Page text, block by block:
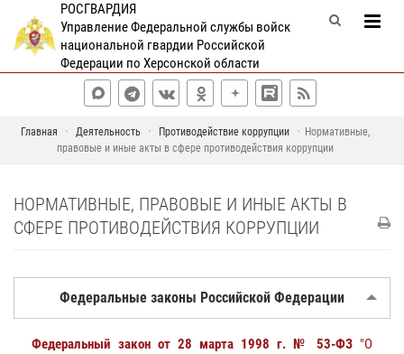
РОСГВАРДИЯ
Управление Федеральной службы войск
национальной гвардии Российской
Федерации по Херсонской области
Главная Деятельность Противодействие коррупции
Нормативные,
правовые и иные акты в сфере противодействия коррупции
НОРМАТИВНЫЕ, ПРАВОВЫЕ И ИНЫЕ АКТЫ В
СФЕРЕ ПРОТИВОДЕЙСТВИЯ КОРРУПЦИИ
Федеральные законы Российской Федерации
Федеральный закон от 28 марта 1998 г. № 53-ФЗ "О